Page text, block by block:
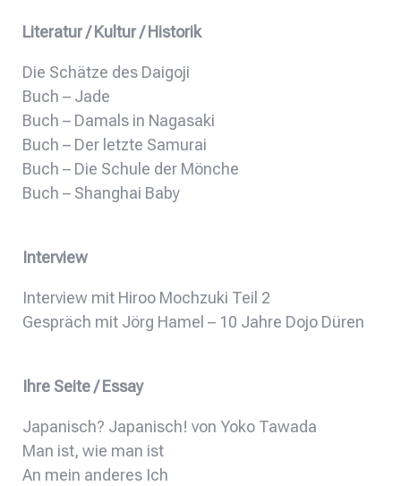
Literatur / Kultur / Historik
Die Schätze des Daigoji
Buch – Jade
Buch – Damals in Nagasaki
Buch – Der letzte Samurai
Buch – Die Schule der Mönche
Buch – Shanghai Baby
Interview
Interview mit Hiroo Mochzuki Teil 2
Gespräch mit Jörg Hamel – 10 Jahre Dojo Düren
Ihre Seite / Essay
Japanisch? Japanisch! von Yoko Tawada
Man ist, wie man ist
An mein anderes Ich